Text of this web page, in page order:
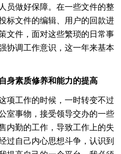
员做好保障。在一些文件的整
标文件的编辑、用户的回款进
文件，面对这些繁琐的日常事
协调工作意识，这一年来基本
身素质修养和能力的提高
工作的时候，一时转变不过
室事物，接受领导交办的一些
内勤的工作，导致工作上的失
过自己内心思想斗争，认识到